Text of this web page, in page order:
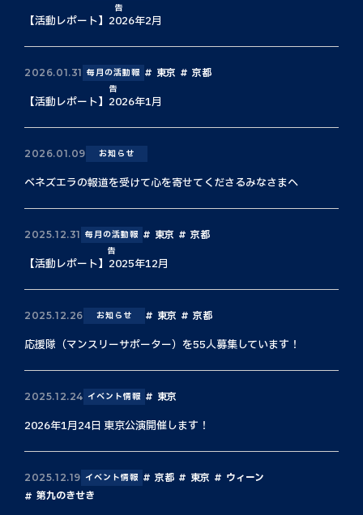
告
【活動レポート】2026年2月
2026.01.31 毎月の活動報
告
東京 京都
【活動レポート】2026年1月
2026.01.09 お知らせ
ベネズエラの報道を受けて心を寄せてくださるみなさまへ
2025.12.31 毎月の活動報
告
東京 京都
【活動レポート】2025年12月
2025.12.26 お知らせ 東京 京都
応援隊（マンスリーサポーター）を55人募集しています！
2025.12.24 イベント情報 東京
2026年1月24日 東京公演開催します！
2025.12.19 イベント情報 京都 東京
ウィーン
第九のきせき